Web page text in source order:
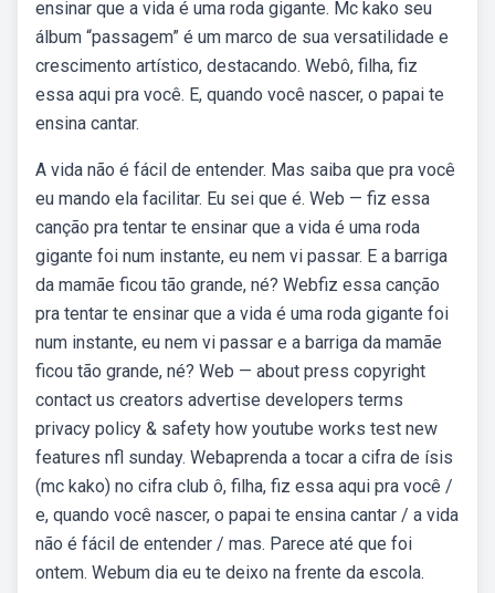
ensinar que a vida é uma roda gigante. Mc kako seu
álbum “passagem” é um marco de sua versatilidade e
crescimento artístico, destacando. Webô, filha, fiz
essa aqui pra você. E, quando você nascer, o papai te
ensina cantar.
A vida não é fácil de entender. Mas saiba que pra você
eu mando ela facilitar. Eu sei que é. Web — fiz essa
canção pra tentar te ensinar que a vida é uma roda
gigante foi num instante, eu nem vi passar. E a barriga
da mamãe ficou tão grande, né? Webfiz essa canção
pra tentar te ensinar que a vida é uma roda gigante foi
num instante, eu nem vi passar e a barriga da mamãe
ficou tão grande, né? Web — about press copyright
contact us creators advertise developers terms
privacy policy & safety how youtube works test new
features nfl sunday. Webaprenda a tocar a cifra de ísis
(mc kako) no cifra club ô, filha, fiz essa aqui pra você /
e, quando você nascer, o papai te ensina cantar / a vida
não é fácil de entender / mas. Parece até que foi
ontem. Webum dia eu te deixo na frente da escola.